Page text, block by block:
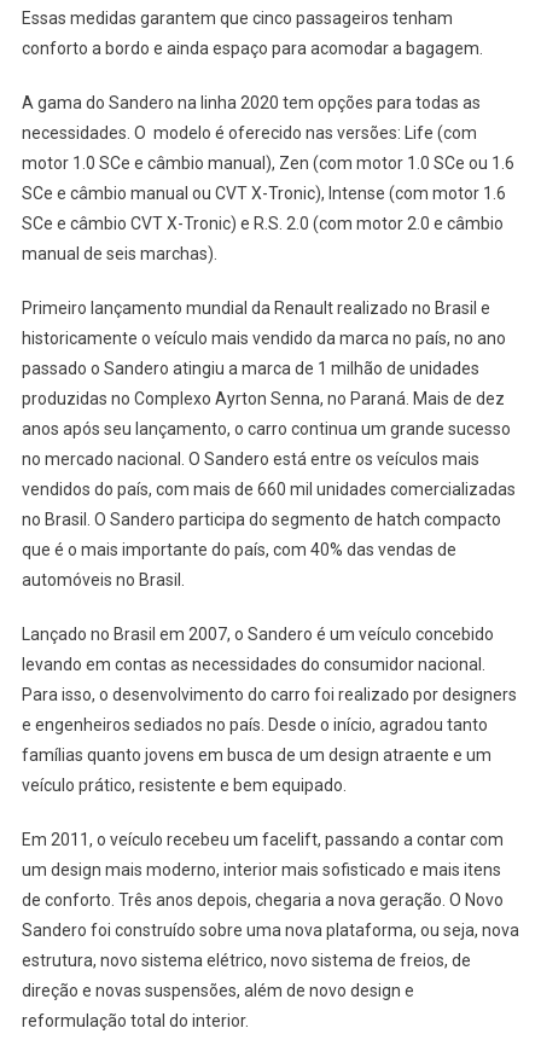
Essas medidas garantem que cinco passageiros tenham
conforto a bordo e ainda espaço para acomodar a bagagem.
A gama do Sandero na linha 2020 tem opções para todas as
necessidades. O modelo é oferecido nas versões: Life (com
motor 1.0 SCe e câmbio manual), Zen (com motor 1.0 SCe ou 1.6
SCe e câmbio manual ou CVT X-Tronic), Intense (com motor 1.6
SCe e câmbio CVT X-Tronic) e R.S. 2.0 (com motor 2.0 e câmbio
manual de seis marchas).
Primeiro lançamento mundial da Renault realizado no Brasil e
historicamente o veículo mais vendido da marca no país, no ano
passado o Sandero atingiu a marca de 1 milhão de unidades
produzidas no Complexo Ayrton Senna, no Paraná. Mais de dez
anos após seu lançamento, o carro continua um grande sucesso
no mercado nacional. O Sandero está entre os veículos mais
vendidos do país, com mais de 660 mil unidades comercializadas
no Brasil. O Sandero participa do segmento de hatch compacto
que é o mais importante do país, com 40% das vendas de
automóveis no Brasil.
Lançado no Brasil em 2007, o Sandero é um veículo concebido
levando em contas as necessidades do consumidor nacional.
Para isso, o desenvolvimento do carro foi realizado por designers
e engenheiros sediados no país. Desde o início, agradou tanto
famílias quanto jovens em busca de um design atraente e um
veículo prático, resistente e bem equipado.
Em 2011, o veículo recebeu um facelift, passando a contar com
um design mais moderno, interior mais sofisticado e mais itens
de conforto. Três anos depois, chegaria a nova geração. O Novo
Sandero foi construído sobre uma nova plataforma, ou seja, nova
estrutura, novo sistema elétrico, novo sistema de freios, de
direção e novas suspensões, além de novo design e
reformulação total do interior.